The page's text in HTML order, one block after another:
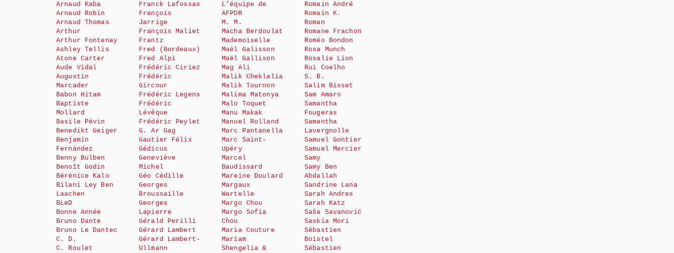
Arnaud Kaba
Arnaud Robin
Arnaud Thomas
Arthur
Arthur Fontenay
Ashley Tellis
Atone Carter
Aude Vidal
Augustin
Marcader
Babon Hitam
Baptiste
Mollard
Basile Pévin
Benedikt Geiger
Benjamin
Fernández
Benny Bulben
Benoît Godin
Bérénice Kalo
Bilani Ley Ben
Laachen
BLeD
Bonne Année
Bruno Dante
Bruno Le Dantec
C. D.
C. Roulet
Franck Lafossas
François
Jarrige
François Maliet
Frantz
Fred (Bordeaux)
Fred Alpi
Frédéric Ciriez
Frédéric
Gircour
Frédéric Legens
Frédéric
Lévêque
Frédéric Peylet
G. Ar Gag
Gautier Félix
Gédicus
Geneviève
Michel
Géo Cédille
Georges
Broussaille
Georges
Lapierre
Gérald Perilli
Gérard Lambert
Gérard Lambert-
Ullmann
L’équipe de
AFPDR
M. M.
Macha Berdoulat
Mademoiselle
Maël Galisson
Maël Gallison
Mag Ali
Malik Cheklalia
Malik Tournon
Malima Matonya
Malo Toquet
Manu Makak
Manuel Rolland
Marc Pantanella
Marc Saint-
Upéry
Marcel
Baudissard
Mareine Doulard
Margaux
Wartelle
Margo Chou
Margo Sofia
Chou
Maria Couture
Mariam
Shengelia &
Romain André
Romain K.
Roman
Romane Frachon
Roméo Bondon
Rosa Munch
Rosalie Lion
Rui Coelho
S. B.
Salim Bisset
Sam Amaro
Samantha
Fougeras
Samantha
Lavergnolle
Samuel Gontier
Samuel Mercier
Samy
Samy Ben
Abdallah
Sandrine Lana
Sarah Andres
Sarah Katz
Saša Savanović
Saskia Mori
Sébastien
Boistel
Sébastien